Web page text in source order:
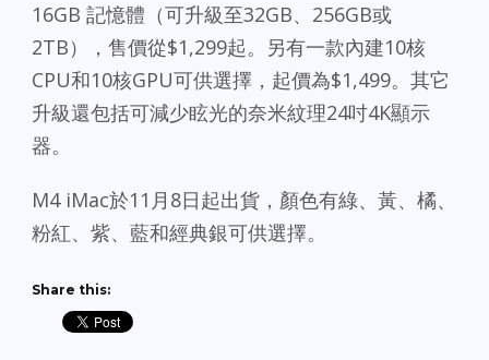
16GB 記憶體（可升級至32GB、256GB或
2TB），售價從$1,299起。另有一款內建10核
CPU和10核GPU可供選擇，起價為$1,499。其它
升級還包括可減少眩光的奈米紋理24吋4K顯示
器。
M4 iMac於11月8日起出貨，顏色有綠、黃、橘、
粉紅、紫、藍和經典銀可供選擇。
Share this: